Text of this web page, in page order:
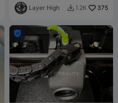
Layer High  1.2K 375
